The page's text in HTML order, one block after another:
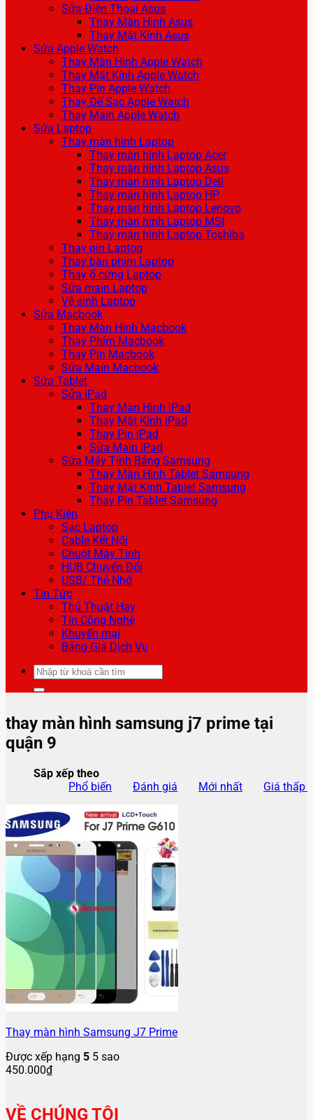
Sửa Điện Thoại Asus
Thay Màn Hình Asus
Thay Mặt Kính Asus
Sửa Apple Watch
Thay Màn Hình Apple Watch
Thay Mặt Kính Apple Watch
Thay Pin Apple Watch
Thay Đế Sạc Apple Watch
Thay Main Apple Watch
Sửa Laptop
Thay màn hình Laptop
Thay màn hình Laptop Acer
Thay màn hình Laptop Asus
Thay màn hình Laptop Dell
Thay màn hình Laptop HP
Thay màn hình Laptop Lenovo
Thay màn hình Laptop MSI
Thay màn hình Laptop Toshiba
Thay pin Laptop
Thay bàn phím Laptop
Thay ổ cứng Laptop
Sửa main Laptop
Vệ sinh Laptop
Sửa Macbook
Thay Màn Hình Macbook
Thay Phím Macbook
Thay Pin Macbook
Sửa Main Macbook
Sửa Tablet
Sửa iPad
Thay Màn Hình iPad
Thay Mặt Kính iPad
Thay Pin iPad
Sửa Main iPad
Sửa Máy Tính Bảng Samsung
Thay Màn Hình Tablet Samsung
Thay Mặt Kính Tablet Samsung
Thay Pin Tablet Samsung
Phụ Kiện
Sạc Laptop
Cable Kết Nối
Chuột Máy Tính
HUB Chuyển Đổi
USB/ Thẻ Nhớ
Tin Tức
Thủ Thuật Hay
Tin Công Nghệ
Khuyến mại
Bảng Giá Dịch Vụ
Tìm
kiếm:
thay màn hình samsung j7 prime tại
quận 9
Sắp xếp theo
Phổ biến
Đánh giá Mới nhất Giá thấp
Thay màn hình Samsung J7 Prime
Được xếp hạng 5 5 sao
450.000₫
VỀ CHÚNG TÔI